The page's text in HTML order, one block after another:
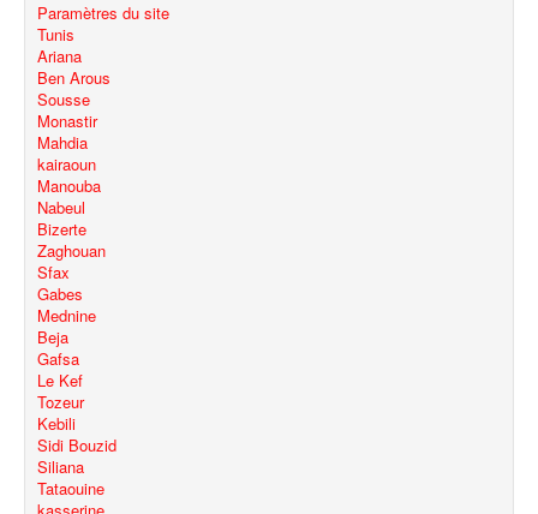
Paramètres du site
Tunis
Ariana
Ben Arous
Sousse
Monastir
Mahdia
kairaoun
Manouba
Nabeul
Bizerte
Zaghouan
Sfax
Gabes
Mednine
Beja
Gafsa
Le Kef
Tozeur
Kebili
Sidi Bouzid
Siliana
Tataouine